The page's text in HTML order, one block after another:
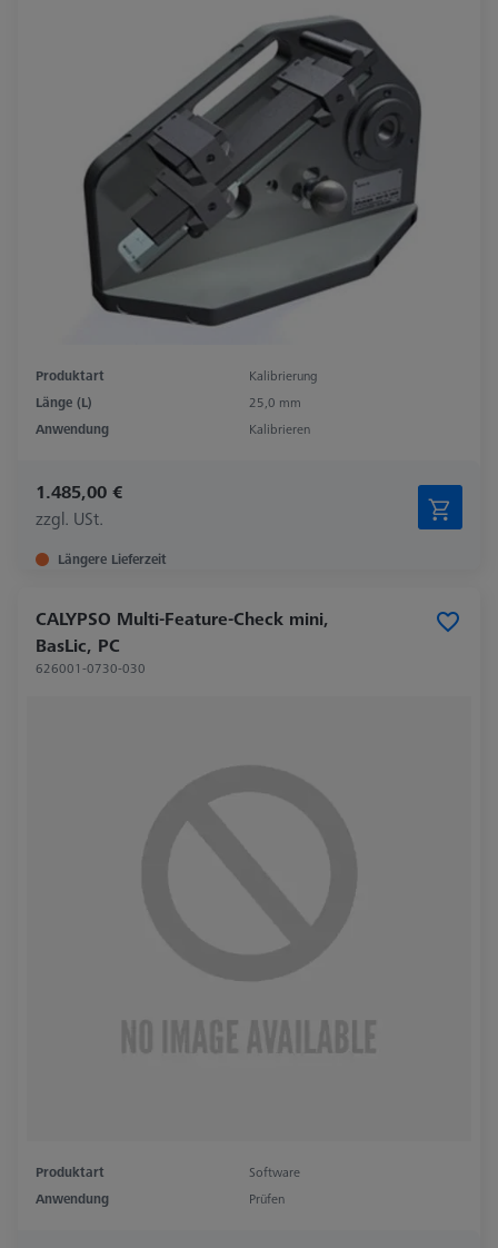
Produktart
Kalibrierung
Länge (L)
25,0 mm
Anwendung
Kalibrieren
1.485,00 €
zzgl. USt.
Längere Lieferzeit
CALYPSO Multi-Feature-Check mini,
BasLic, PC
626001-0730-030
Produktart
Software
Anwendung
Prüfen